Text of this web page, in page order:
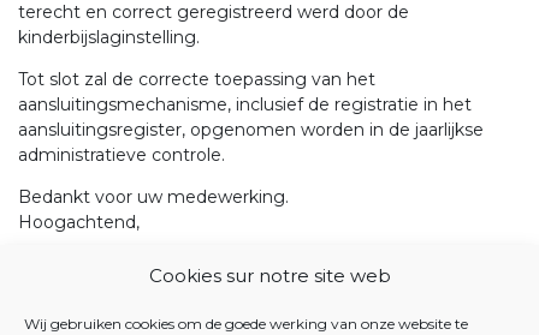
Cookies sur notre site web
Wij gebruiken cookies om de goede werking van onze website te
terecht en correct geregistreerd werd door de
kinderbijslaginstelling.
Tot slot zal de correcte toepassing van het
aansluitingsmechanisme, inclusief de registratie in het
aansluitingsregister, opgenomen worden in de jaarlijkse
administratieve controle.
Bedankt voor uw medewerking.
Hoogachtend,